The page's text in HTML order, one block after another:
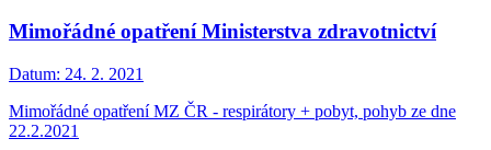
Mimořádné opatření Ministerstva zdravotnictví
Datum: 24. 2. 2021
Mimořádné opatření MZ ČR - respirátory + pobyt, pohyb ze dne
22.2.2021